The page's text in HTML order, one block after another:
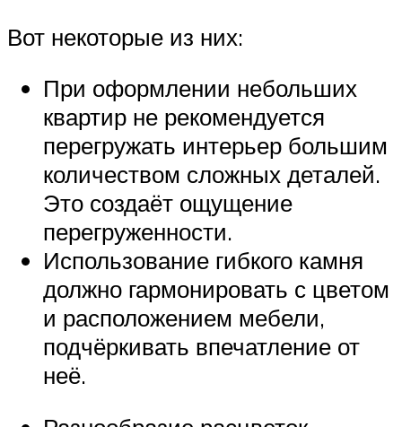
Вот некоторые из них:
При оформлении небольших
квартир не рекомендуется
перегружать интерьер большим
количеством сложных деталей.
Это создаёт ощущение
перегруженности.
Использование гибкого камня
должно гармонировать с цветом
и расположением мебели,
подчёркивать впечатление от
неё.